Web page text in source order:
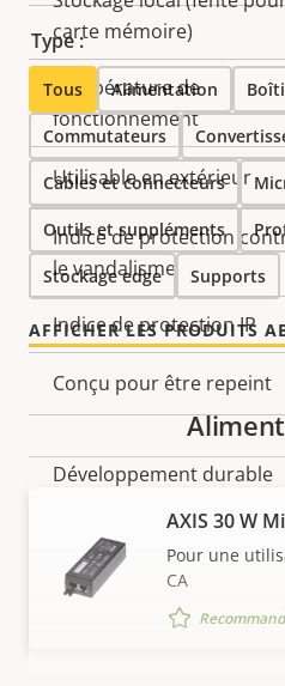
carte mémoire)
Température de
fonctionnement
Utilisable en extérieur
Indice de protection
le vandalisme
Indice de protection IP
Conçu pour être repeint
Développement durable
Type :
Tous Alimentation
Commutateurs
Câbles et connecteurs
Outils et suppléments
Stockage edge Supports
AFFICHER LES PRODUITS
AXIS 30 W
Pour une
CA